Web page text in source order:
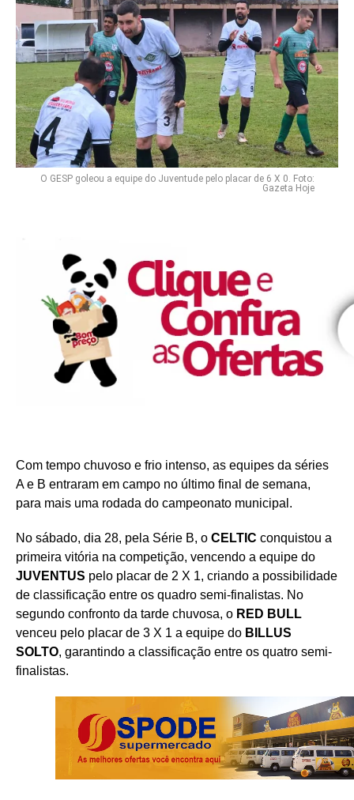
O GESP goleou a equipe do Juventude pelo placar de 6 X 0. Foto:
Gazeta Hoje
Com tempo chuvoso e frio intenso, as equipes da séries
A e B entraram em campo no último final de semana,
para mais uma rodada do campeonato municipal.
No sábado, dia 28, pela Série B, o CELTIC conquistou a
primeira vitória na competição, vencendo a equipe do
JUVENTUS pelo placar de 2 X 1, criando a possibilidade
de classificação entre os quadro semi-finalistas. No
segundo confronto da tarde chuvosa, o RED BULL
venceu pelo placar de 3 X 1 a equipe do BILLUS
SOLTO, garantindo a classificação entre os quatro semi-
finalistas.